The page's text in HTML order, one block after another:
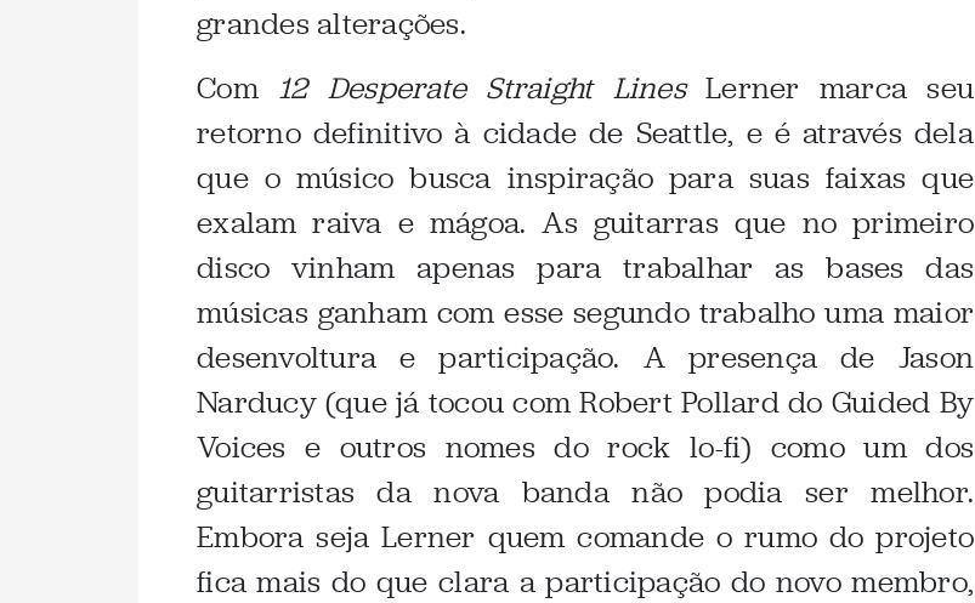
grandes alterações.
Com 12 Desperate Straight Lines Lerner marca seu
retorno definitivo à cidade de Seattle, e é através dela
que o músico busca inspiração para suas faixas que
exalam raiva e mágoa. As guitarras que no primeiro
disco vinham apenas para trabalhar as bases das
músicas ganham com esse segundo trabalho uma maior
desenvoltura e participação. A presença de Jason
Narducy (que já tocou com Robert Pollard do Guided By
Voices e outros nomes do rock lo-fi) como um dos
guitarristas da nova banda não podia ser melhor.
Embora seja Lerner quem comande o rumo do projeto
fica mais do que clara a participação do novo membro,